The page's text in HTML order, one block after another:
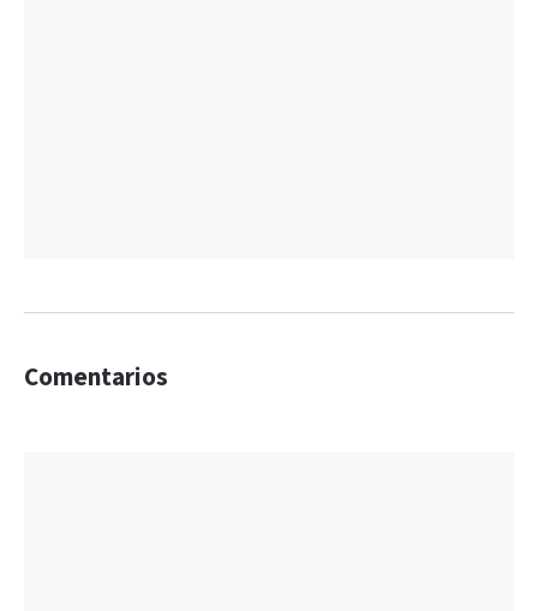
Comentarios